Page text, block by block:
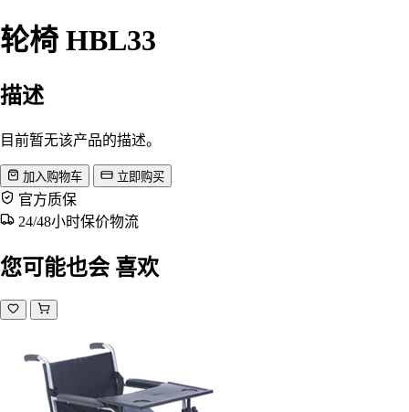
轮椅 HBL33
描述
目前暂无该产品的描述。
加入购物车 立即购买
官方质保
24/48小时保价物流
您可能也会 喜欢